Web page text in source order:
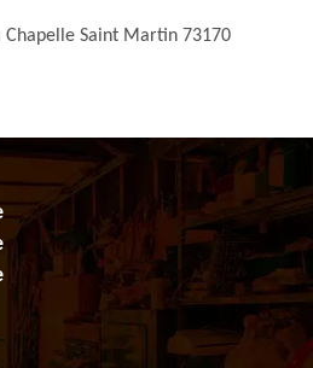
Chapelle Saint Martin 73170